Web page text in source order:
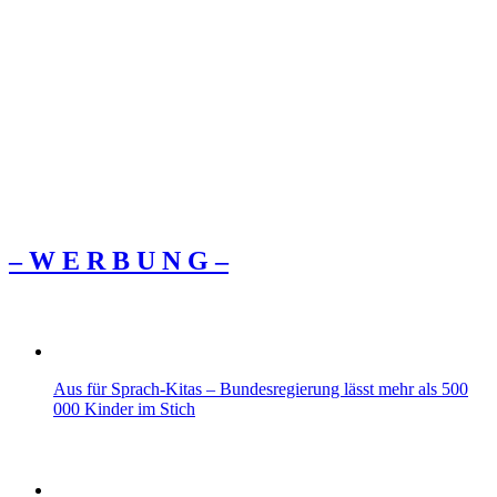
– W Ε R Β U Ν G –
Aus für Sprach-Kitas – Bundesregierung lässt mehr als 500
000 Kinder im Stich